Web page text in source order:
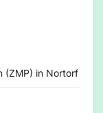
(ZMP) in Nortorf